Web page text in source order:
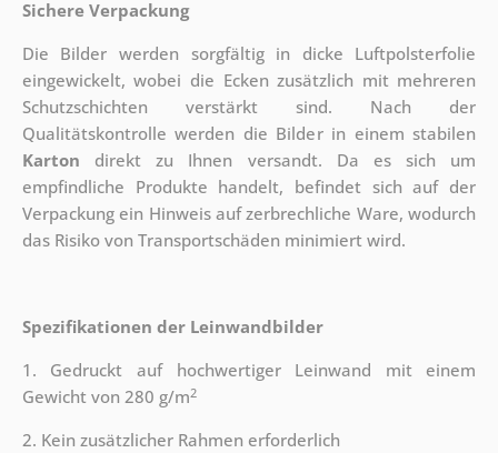
Sichere Verpackung
Die Bilder werden sorgfältig in dicke Luftpolsterfolie
eingewickelt, wobei die Ecken zusätzlich mit mehreren
Schutzschichten verstärkt sind. Nach der
Qualitätskontrolle werden die Bilder in einem stabilen
Karton direkt zu Ihnen versandt. Da es sich um
empfindliche Produkte handelt, befindet sich auf der
Verpackung ein Hinweis auf zerbrechliche Ware, wodurch
das Risiko von Transportschäden minimiert wird.
Spezifikationen der Leinwandbilder
1. Gedruckt auf hochwertiger Leinwand mit einem
Gewicht von 280 g/m2
2. Kein zusätzlicher Rahmen erforderlich